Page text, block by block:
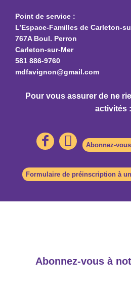
Point de service :
L’Espace-Familles de Carleton-
767A Boul. Perron
Carleton-sur-Mer
581 886-9760
mdfavignon@gmail.com
Pour vous assurer de ne
activités :
Abonnez-
Formulaire de préinscription à
Abonnez-vous à